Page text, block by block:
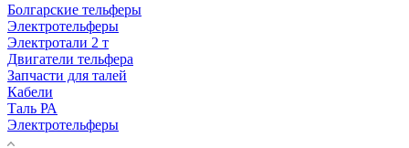
Болгарские тельферы
Электротельферы
Электротали 2 т
Двигатели тельфера
Запчасти для талей
Кабели
Таль РА
Электротельферы